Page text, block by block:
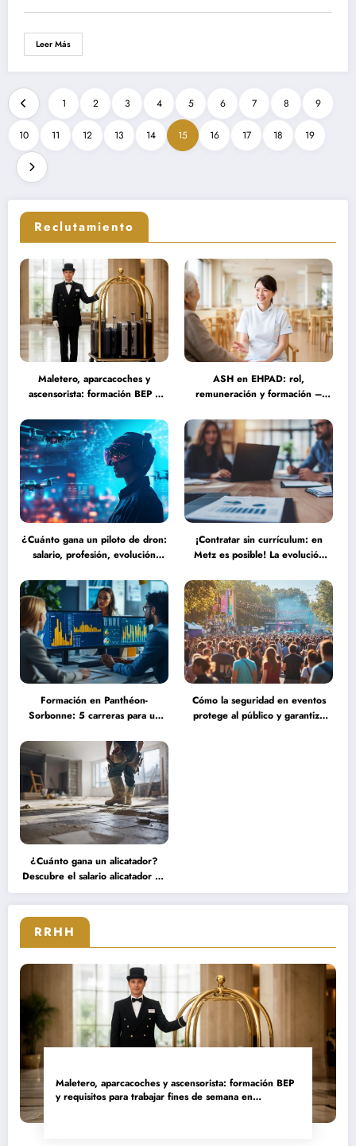
Reclutamiento
Maletero, aparcacoches y
ascensorista: formación BEP y
semana en establecimientos de
lujo
ASH en EHPAD: rol,
remuneración y formación –
misiones del personal de servicio
hospitalario
¿Cuánto gana un piloto de dron:
salario, profesión, evolución
tecnologías autónomas
¡Contratar sin currículum: en
Metz es posible! La evolución
más humanos y eficaces
Formación en Panthéon-
Sorbonne: 5 carreras para un
financiera que transformarán tu
futuro
Cómo la seguridad en eventos
protege al público y garantiza
¿Cuánto gana un alicatador?
Descubre el salario alicatador de
expertos que triunfan en el
sector
RRHH
Maletero, aparcacoches y ascensorista: formación BEP
y requisitos para trabajar fines de semana en
Leer Más
1 2 3 4 5 6 7 8 9
10 11 12 13 14 15 16 17 18 19